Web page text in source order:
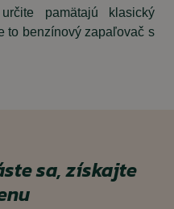
pamätajú klasický
to benzínový zapaľovač s
sa, získajte